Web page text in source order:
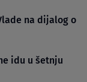
na dijalog o
idu u šetnju